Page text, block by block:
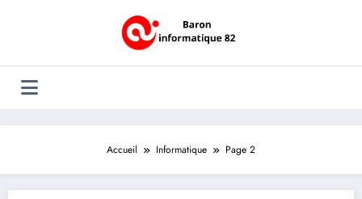
Accueil Informatique Page 2